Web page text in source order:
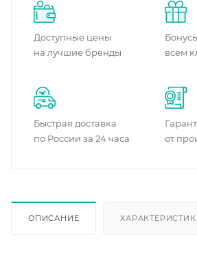
Доступные цены
на лучшие бренды
всем
Быстрая доставка
по России за 24 часа
от
ОПИСАНИЕ